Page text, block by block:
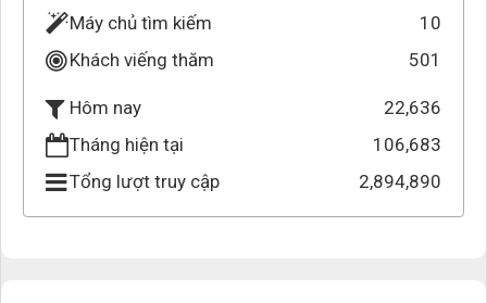
Máy chủ tìm kiếm
10
Khách viếng thăm
501
Hôm nay
22,636
Tháng hiện tại
106,683
Tổng lượt truy cập
2,894,890